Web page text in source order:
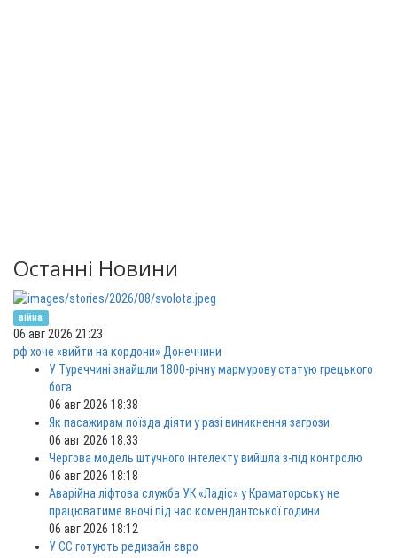
Останні Новини
війна
06 авг 2026 21:23
рф хоче «вийти на кордони» Донеччини
У Туреччині знайшли 1800-річну мармурову статую грецького
бога
06 авг 2026 18:38
Як пасажирам поїзда діяти у разі виникнення загрози
06 авг 2026 18:33
Чергова модель штучного інтелекту вийшла з-під контролю
06 авг 2026 18:18
Аварійна ліфтова служба УК «Ладіс» у Краматорську не
працюватиме вночі під час комендантської години
06 авг 2026 18:12
У ЄС готують редизайн євро